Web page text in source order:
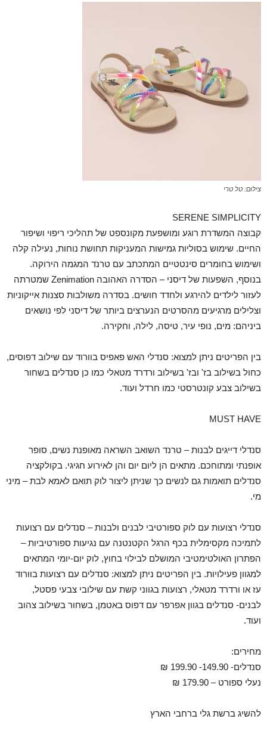
צילום: טל טרי
SERENE SIMPLICITY
קבוצה המשדרת רוגע ומושפעת מקונספט של תהליכי ריפוי ושיפור
החיים. שימוש בסוליות גמישות המעניקות תחושת נוחות, נעילה קלה
ושימוש בחומרים סינטטיים המתכתב עם טרנד המגמה הירוקה.
בנוסף, השפעות של דיסני – הסדרה האהובה Zenimation שמטרתה
לעזור לילדים להירגע ולחדד חושים. בסדרה משולבות סצנות אייקוניות
וצלילים מרגיעים מהסרטים הנערצים ביותר של דיסני לפי נושאים
ביניהם: מים, נופי עיר, טיסה, לילה, וחקירה.
בין הפריטים ניתן למצוא: סנדלי האש פאפיס בוורוד עם שילוב דפוסים,
כחול בשילוב בז' ובז' בשילוב ורדרד מטאלי כמו כן סנדלים בשחור
בשילוב צבע קונטרסטי כמו חרדל ועוד.
MUST HAVE
סנדלי דייגים לבנות – טרנד השואב השראה מאופנת נשים, סופר
אופנתי ומתוחכם. מתאים הן ליום יום והן לאירוע חגיגי. בקולקציה
סנדלים תואמות גם לנשים כך שניתן ליצור לוק תואם לאמא לבת – מיני
מי.
סנדלי רצועות עם לוק ספורטיבי לבנים ולבנות – סנדלים עם רצועות
לתמיכה מקסימלית בכף הרגל הקטנטנה עם נגיעות ספורטיביות –
הפתרון האולטימטיבי המושלם לבילוי בחוץ, לוק יום-יומי המתאים
למגוון פעילויות. בין הפריטים ניתן למצוא: סנדלים עם רצועות בוורוד
עז או ורדרד מטאלי, רצועות בגווני קשת עם שילובי צבעי פסטל,
לבנים- סנדלים בגוון אפרפר עם דפוס באטמן, בשחור בשילוב צהוב
ועוד.
מחירים:
סנדלים- 149.90- 199.90 ₪
נעלי ספורט – 179.90 ₪
להשיג ברשת גלי ברחבי הארץ